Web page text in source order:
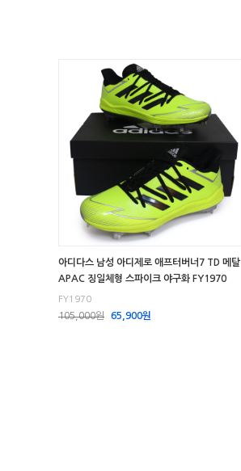
아디다스 남성 아디제로 애프터버너7 TD 메탈
APAC 징일체형 스파이크 야구화 FY1970
FY1970
105,000원 65,900원